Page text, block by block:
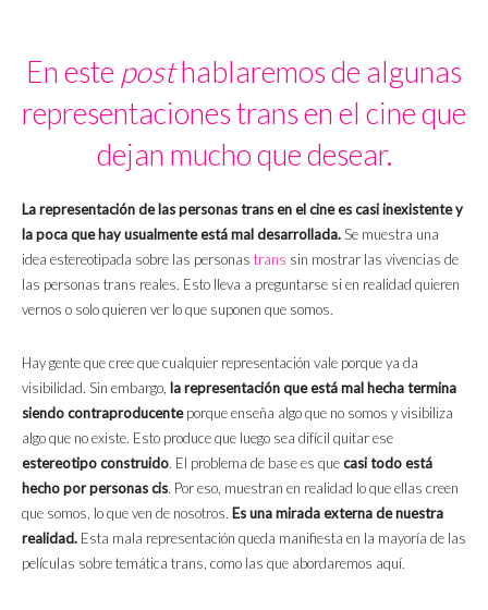
En este posthablaremos de algunas
representaciones trans en el cine que
dejan mucho que desear.
La representación de las personas trans en el cine es casi inexistente y
la poca que hay usualmente está mal desarrollada. Se muestra una
idea estereotipada sobre las personas trans sin mostrar las vivencias de
las personas trans reales. Esto lleva a preguntarse si en realidad quieren
vernos o solo quieren ver lo que suponen que somos.
Hay gente que cree que cualquier representación vale porque ya da
visibilidad. Sin embargo, la representación que está mal hecha termina
siendo contraproducenteporque enseña algo que no somos y visibiliza
algo que no existe. Esto produce que luego sea difícil quitar ese
estereotipo construido. El problema de base es quecasi todo está
hecho por personas cis. Por eso, muestran en realidad lo que ellas creen
que somos, lo que ven de nosotros. Es una mirada externa de nuestra
realidad. Esta mala representación queda manifiesta en la mayoría de las
películas sobre temática trans, como las que abordaremos aquí.